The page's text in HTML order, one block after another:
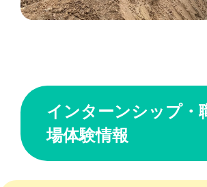
インターンシップ・
場体験情報